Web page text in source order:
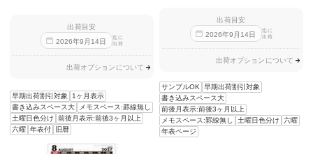
出荷目安
2026年9 月 14日
迄に
出荷
出荷オプションについて
早期出荷割引対象
1ヶ月表示
書き込みスペース大
メモスペース:罫線無し
土曜日色分け
前後月表示:前後3ヶ月以上
六曜 年表付 旧暦
出荷目安
2026年9 月14日
迄に
出荷
出荷オプションについて
サンプルOK 早期出荷割引対象
書き込みスペース大
前後月表示:前後3ヶ月以上
メモスペース:罫線無し
土曜日色分け
六曜
年表ページ